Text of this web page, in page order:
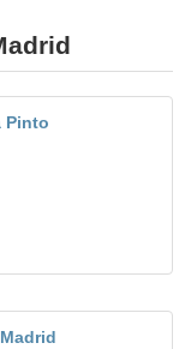
Pinto